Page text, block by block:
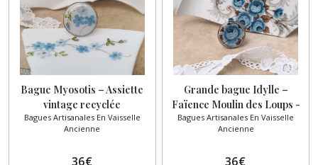
Bague Myosotis – Assiette
vintage recyclée
Bagues Artisanales En Vaisselle
Ancienne
36€
Grande bague Idylle –
Faïence Moulin des Loups -
plaqué or
Bagues Artisanales En Vaisselle
Ancienne
36€